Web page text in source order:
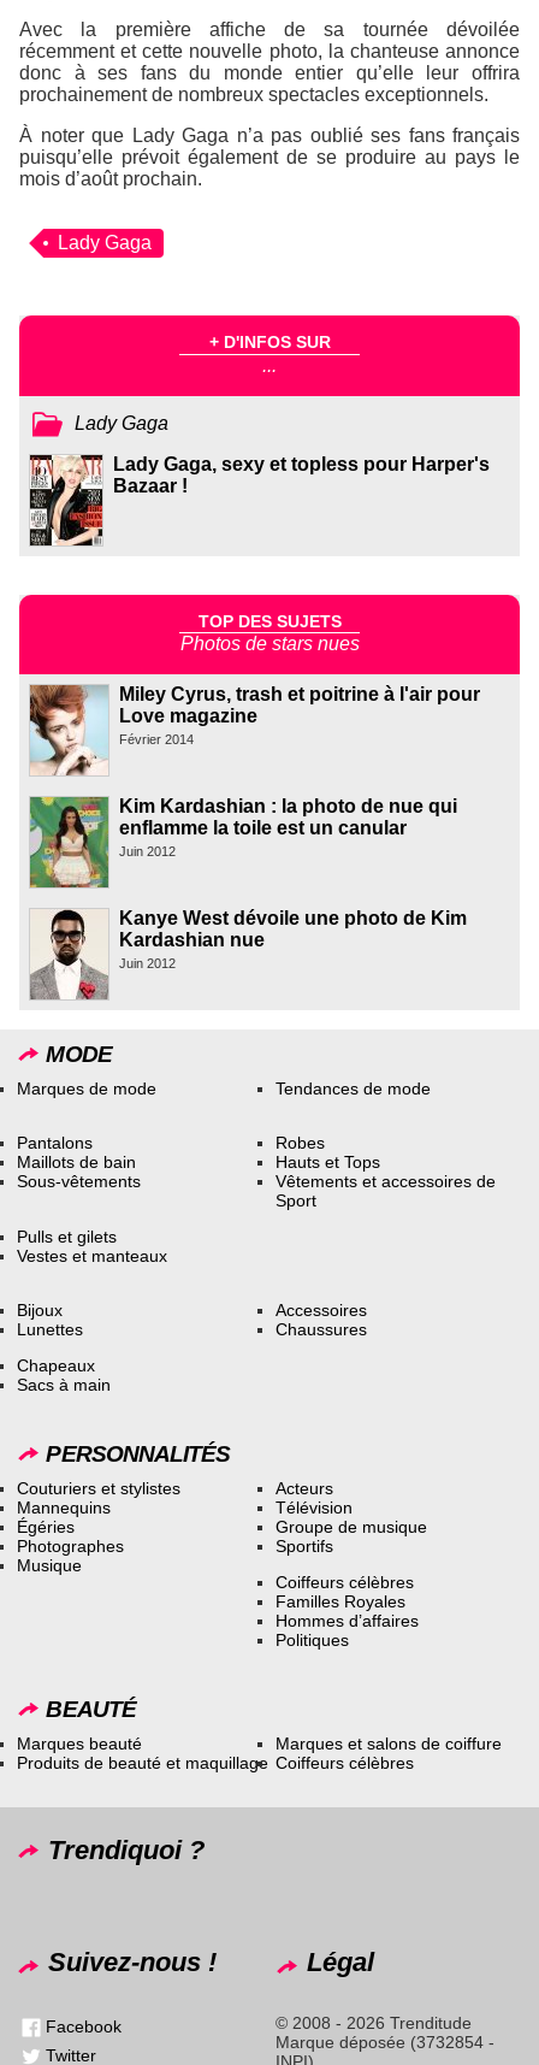
Avec la première affiche de sa tournée dévoilée
récemment et cette nouvelle photo, la chanteuse annonce
donc à ses fans du monde entier qu’elle leur offrira
prochainement de nombreux spectacles exceptionnels.
À noter que Lady Gaga n’a pas oublié ses fans français
puisqu’elle prévoit également de se produire au pays le
mois d’août prochain.
Lady Gaga
+ D'INFOS SUR
...
Lady Gaga
Lady Gaga, sexy et topless pour Harper's
Bazaar !
TOP DES SUJETS
Photos de stars nues
Miley Cyrus, trash et poitrine à l'air pour
Love magazine
Février 2014
Kim Kardashian : la photo de nue qui
enflamme la toile est un canular
Juin 2012
Kanye West dévoile une photo de Kim
Kardashian nue
Juin 2012
MODE
Marques de mode Tendances de mode
Pantalons
Maillots de bain
Sous-vêtements
Robes
Hauts et Tops
Vêtements et accessoires de
Sport
Pulls et gilets
Vestes et manteaux
Bijoux
Lunettes
Accessoires
Chaussures
Chapeaux
Sacs à main
PERSONNALITÉS
Couturiers et stylistes
Mannequins
Égéries
Photographes
Musique
Acteurs
Télévision
Groupe de musique
Sportifs
Coiffeurs célèbres
Familles Royales
Hommes d’affaires
Politiques
BEAUTÉ
Marques beauté
Produits de beauté et maquillage
Marques et salons de coiffure
Coiffeurs célèbres
Trendiquoi ?
Suivez-nous !
Facebook
Twitter
Légal
© 2008 - 2026 Trenditude
Marque déposée (3732854 -